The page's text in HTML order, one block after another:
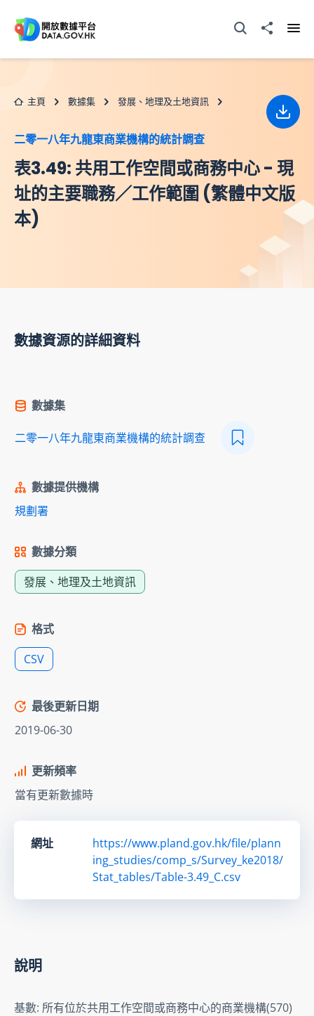
打開搜尋器分享至
主頁 數據集 發展、地理及土地資訊
二零一八年九龍東商業機構的統計調查
表3.49: 共用工作空間或商務中心 - 現
址的主要職務／工作範圍 (繁體中文版
本)
下載
數據資源的詳細資料
數據集
二零一八年九龍東商業機構的統計調查
數據提供機構
規劃署
數據分類
發展、地理及土地資訊
格式
CSV
最後更新日期
2019-06-30
更新頻率
當有更新數據時
網址
https://www.pland.gov.hk/file/plann
ing_studies/comp_s/Survey_ke2018/
Stat_tables/Table-3.49_C.csv
說明
基數: 所有位於共用工作空間或商務中心的商業機構(570)